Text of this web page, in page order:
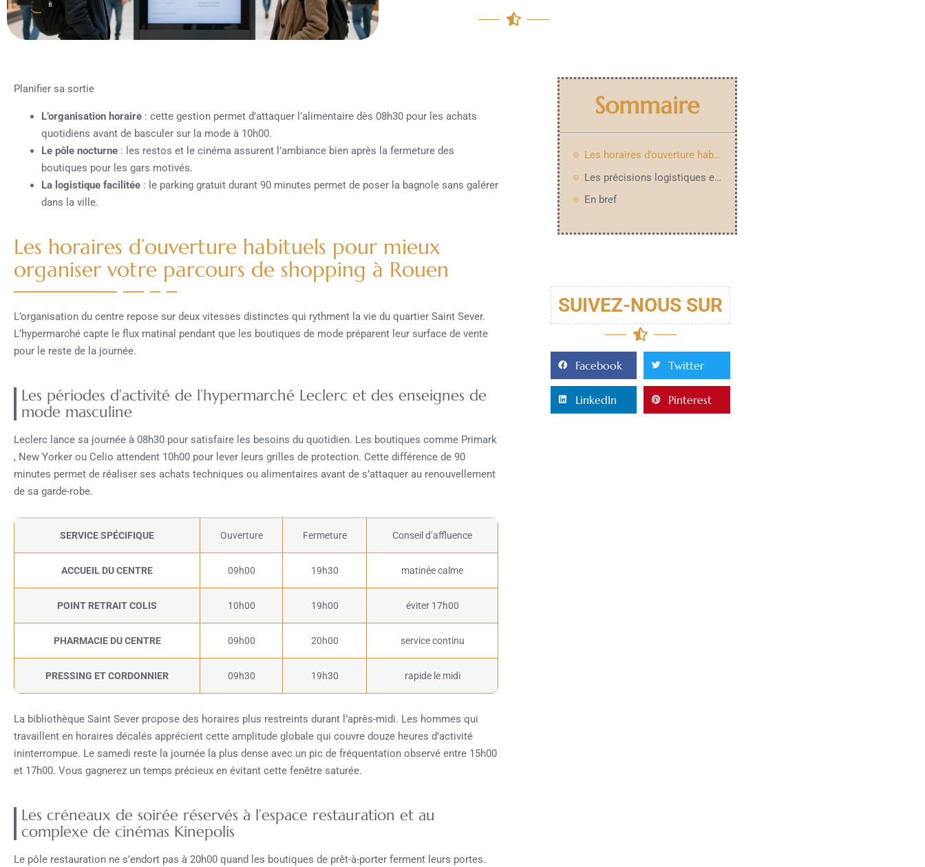
Planifier sa sortie
L’organisation horaire : cette gestion permet d’attaquer l’alimentaire dès 08h30 pour les achats
quotidiens avant de basculer sur la mode à 10h00.
Le pôle nocturne : les restos et le cinéma assurent l’ambiance bien après la fermeture des
boutiques pour les gars motivés.
La logistique facilitée : le parking gratuit durant 90 minutes permet de poser la bagnole sans galérer
dans la ville.
Les horaires d’ouverture habituels pour mieux
organiser votre parcours de shopping à Rouen
L’organisation du centre repose sur deux vitesses distinctes qui rythment la vie du quartier Saint Sever.
L’hypermarché capte le flux matinal pendant que les boutiques de mode préparent leur surface de vente
pour le reste de la journée.
Les périodes d’activité de l’hypermarché Leclerc et des enseignes de
mode masculine
Leclerc lance sa journée à 08h30 pour satisfaire les besoins du quotidien. Les boutiques comme Primark
, New Yorker ou Celio attendent 10h00 pour lever leurs grilles de protection. Cette différence de 90
minutes permet de réaliser ses achats techniques ou alimentaires avant de s’attaquer au renouvellement
de sa garde-robe.
SERVICE SPÉCIFIQUE Ouverture Fermeture Conseil d’affluence
ACCUEIL DU CENTRE 09h00 19h30 matinée calme
POINT RETRAIT COLIS 10h00 19h00 éviter 17h00
PHARMACIE DU CENTRE 09h00 20h00 service continu
PRESSING ET CORDONNIER 09h30 19h30 rapide le midi
La bibliothèque Saint Sever propose des horaires plus restreints durant l’après-midi. Les hommes qui
travaillent en horaires décalés apprécient cette amplitude globale qui couvre douze heures d’activité
ininterrompue. Le samedi reste la journée la plus dense avec un pic de fréquentation observé entre 15h00
et 17h00. Vous gagnerez un temps précieux en évitant cette fenêtre saturée.
Les créneaux de soirée réservés à l’espace restauration et au
complexe de cinémas Kinepolis
Le pôle restauration ne s’endort pas à 20h00 quand les boutiques de prêt-à-porter ferment leurs portes.
Sommaire
Les horaires d’ouverture habituels pour mieux organiser votre parcours de shopping à Rouen
Les précisions logistiques et les calendriers particuliers pour une visite sans imprévu
En bref
SUIVEZ-NOUS SUR
Facebook Twitter
LinkedIn Pinterest